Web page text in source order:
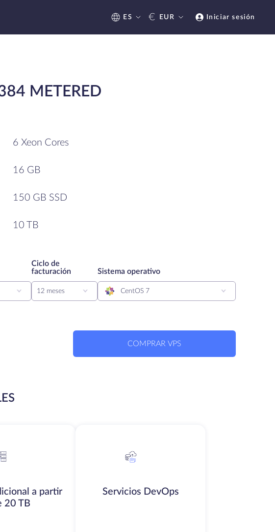
ES € EUR Iniciar sesión
METERED
6 Xeon Cores
16 GB
150 GB SSD
10 TB
Ciclo de
facturación
12 meses
Sistema operativo
CentOS 7
COMPRAR VPS
a partir
20 TB
Servicios DevOps